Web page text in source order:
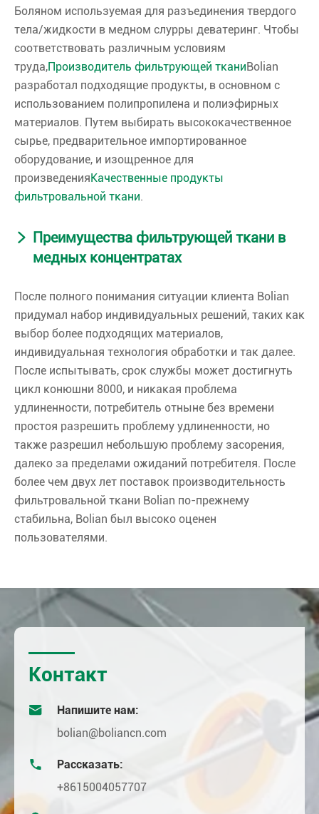
Боляном используемая для разъединения твердого
тела/жидкости в медном слурры деватеринг. Чтобы
соответствовать различным условиям
труда,Производитель фильтрующей тканиBolian
разработал подходящие продукты, в основном с
использованием полипропилена и полиэфирных
материалов. Путем выбирать высококачественное
сырье, предварительное импортированное
оборудование, и изощренное для
произведенияКачественные продукты
фильтровальной ткани.
Преимущества фильтрующей ткани в
медных концентратах
После полного понимания ситуации клиента Bolian
придумал набор индивидуальных решений, таких как
выбор более подходящих материалов,
индивидуальная технология обработки и так далее.
После испытывать, срок службы может достигнуть
цикл конюшни 8000, и никакая проблема
удлиненности, потребитель отныне без времени
простоя разрешить проблему удлиненности, но
также разрешил небольшую проблему засорения,
далеко за пределами ожиданий потребителя. После
более чем двух лет поставок производительность
фильтровальной ткани Bolian по-прежнему
стабильна, Bolian был высоко оценен
пользователями.
Контакт

Напишите нам:
bolian@boliancn.com

Рассказать:
+8615004057707